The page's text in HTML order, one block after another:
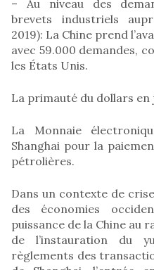
– Au niveau des
brevets industriels
2019): La Chine prend
avec 59.000 demandes,
les États Unis.
La primauté du dollars en
La Monnaie
Shanghai pour la
pétrolières.
Dans un contexte de
des économies
puissance de la Chine au
de l’instauration du
règlements des